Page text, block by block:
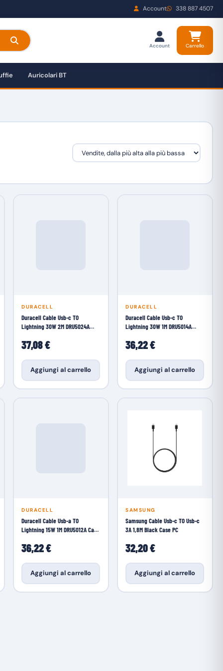
Account 338 887 4507
Account Carrello
Auricolari BT
DURACELL
Duracell Cable Usb-c TO
Lightning 30W 2M DRU5024A
37,08 €
Aggiungi al carrello
DURACELL
Duracell Cable Usb-c TO
Lightning 30W 1M DRU5014A
36,22 €
Aggiungi al carrello
DURACELL
Duracell Cable Usb-a TO
Lightning 15W 1M DRU5012A Case
36,22 €
Aggiungi al carrello
SAMSUNG
Samsung Cable Usb-c TO Usb-c
3A 1,8M Black Case PC
32,20 €
Aggiungi al carrello